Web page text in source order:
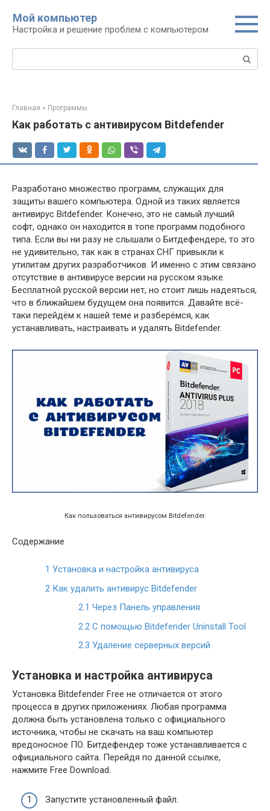
контенту
Мой компьютер
Настройка и решение проблем с компьютером
Поиск:
Главная » Программы
Как работать с антивирусом Bitdefender
Разработано множество программ, служащих для
защиты вашего компьютера. Одной из таких является
антивирус Bitdefender. Конечно, это не самый лучший
софт, однако он находится в топе программ подобного
типа. Если вы ни разу не слышали о Битдефендере, то это
не удивительно, так как в странах СНГ привыкли к
утилитам других разработчиков. И именно с этим связано
отсутствие в антивирусе версии на русском языке.
Бесплатной русской версии нет, но стоит лишь надеяться,
что в ближайшем будущем она появится. Давайте всё-
таки перейдём к нашей теме и разберёмся, как
устанавливать, настраивать и удалять Bitdefender.
Как пользоваться антивирусом Bitdefender.
Содержание
1 Установка и настройка антивируса
2 Как удалить антивирус Bitdefender
2.1 Через Панель управления
2.2 С помощью Bitdefender Uninstall Tool
2.3 Удаление серверных версий
Установка и настройка антивируса
Установка Bitdefender Free не отличается от этого
процесса в других приложениях. Любая программа
должна быть установлена только с официального
источника, чтобы не скачать на ваш компьютер
вредоносное ПО. Битдефендер тоже устанавливается с
официального сайта. Перейдя по данной ссылке,
нажмите Free Download.
Запустите установленный файл.